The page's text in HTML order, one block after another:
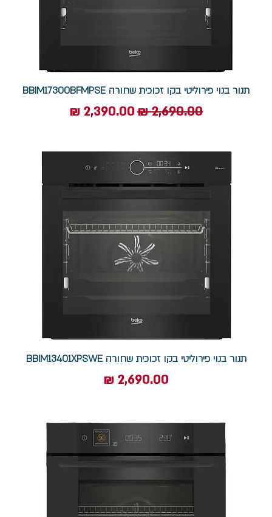
תנור בנוי פירוליטי בקו זכוכית שחורה BBIM17300BFMPSE
מחיר רגיל מחיר מבצע
תנור בנוי פירוליטי בקו זכוכית שחורה BBIM13401XPSWE
מחיר